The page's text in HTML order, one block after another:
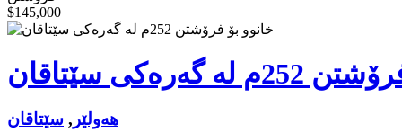
$145,000
گەرەکی سێتاقان
هه‌ولێر , سێتاقان